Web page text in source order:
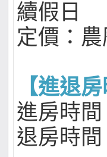
續假日
定價：
【進退房
進房時
退房時